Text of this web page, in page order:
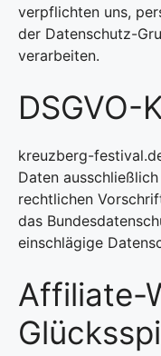
verpflichten uns,
der Datenschutz-
verarbeiten.
DSGVO-
kreuzberg-
Daten
rechtlichen
das
einschlägige
Affiliate-